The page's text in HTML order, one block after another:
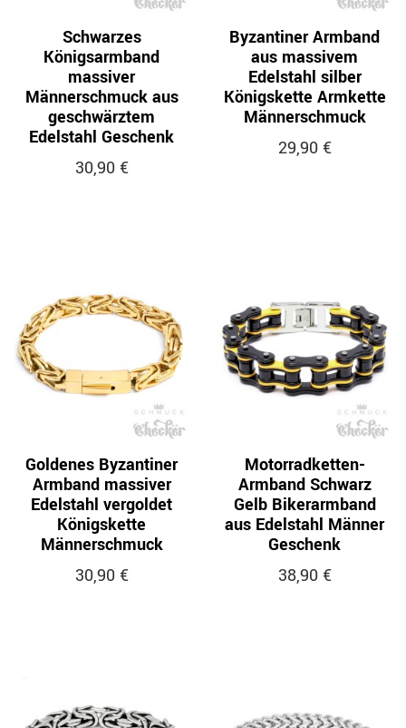
Schwarzes
Königsarmband
massiver
Männerschmuck aus
geschwärztem
Edelstahl Geschenk
30,90 €
Byzantiner Armband
aus massivem
Edelstahl silber
Königskette Armkette
Männerschmuck
29,90 €
Goldenes Byzantiner
Armband massiver
Edelstahl vergoldet
Königskette
Männerschmuck
30,90 €
Motorradketten-
Armband Schwarz
Gelb Bikerarmband
aus Edelstahl Männer
Geschenk
38,90 €